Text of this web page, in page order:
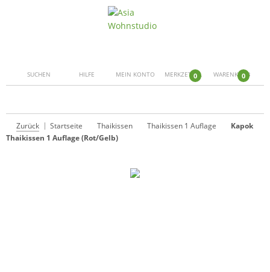
SUCHEN HILFE MEIN KONTO 0
MERKZETTEL 0
WARENKORB
Zurück Startseite Thaikissen Thaikissen 1 Auflage
Kapok
Thaikissen 1 Auflage (Rot/Gelb)